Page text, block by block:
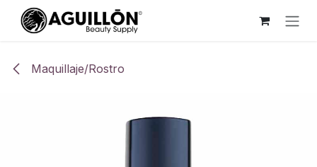
Ir al contenido
Maquillaje/Rostro